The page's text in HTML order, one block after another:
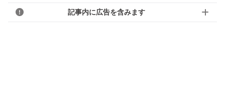
記事内に広告を含みます